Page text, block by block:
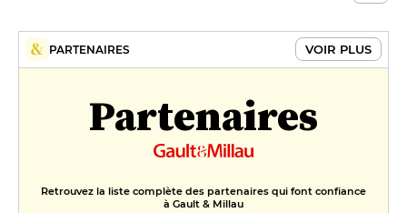
PARTENAIRES VOIR PLUS
Partenaires
Retrouvez la liste complète des partenaires qui font confiance
à Gault & Millau